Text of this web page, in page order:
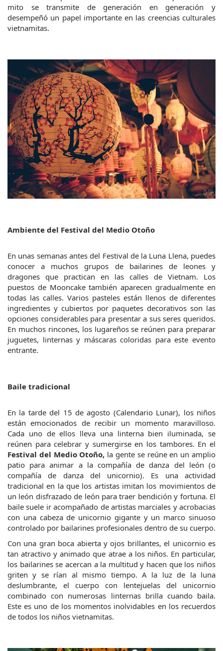
mito se transmite de generación en generación y
desempeñó un papel importante en las creencias culturales
vietnamitas.
Ambiente del Festival del Medio Otoño
En unas semanas antes del Festival de la Luna Llena, puedes
conocer a muchos grupos de bailarines de leones y
dragones que practican en las calles de Vietnam. Los
puestos de Mooncake también aparecen gradualmente en
todas las calles. Varios pasteles están llenos de diferentes
ingredientes y cubiertos por paquetes decorativos son las
opciones considerables para presentar a sus seres queridos.
En muchos rincones, los lugareños se reúnen para preparar
juguetes, linternas y máscaras coloridas para este evento
entrante.
Baile tradicional
En la tarde del 15 de agosto (Calendario Lunar), los niños
están emocionados de recibir un momento maravilloso.
Cada uno de ellos lleva una linterna bien iluminada, se
Festival del Medio Otoño, la gente se reúne en un amplio
patio para animar a la compañía de danza del león (o
compañía de danza del unicornio). Es una actividad
tradicional en la que los artistas imitan los movimientos de
un león disfrazado de león para traer bendición y fortuna. El
baile suele ir acompañado de artistas marciales y acrobacias
con una cabeza de unicornio gigante y un marco sinuoso
controlado por bailarines profesionales dentro de su cuerpo.
Con una gran boca abierta y ojos brillantes, el unicornio es
tan atractivo y animado que atrae a los niños. En particular,
los bailarines se acercan a la multitud y hacen que los niños
griten y se rían al mismo tiempo. A la luz de la luna
deslumbrante, el cuerpo con lentejuelas del unicornio
combinado con numerosas linternas brilla cuando baila.
Este es uno de los momentos inolvidables en los recuerdos
de todos los niños vietnamitas.